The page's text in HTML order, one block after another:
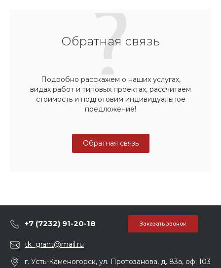
Обратная связь
Подробно расскажем о наших услугах,
видах работ и типовых проектах, рассчитаем
стоимость и подготовим индивидуальное
предложение!
Обратная связь
+7 (7232) 91-20-18 Заказать звонок
tk_grant@mail.ru
г. Усть-Каменогорск, ул. Протозанова, д. 83а, оф. 103